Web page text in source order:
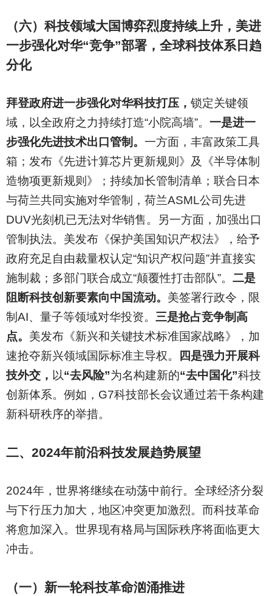
（六）科技领域大国博弈烈度持续上升，美进
一步强化对华“竞争”部署，全球科技体系日趋
分化
拜登政府进一步强化对华科技打压， 锁定关键领
域，以全政府之力持续打造“小院高墙”。 一是进一
步强化先进技术出口管制。 一方面，丰富政策工具
箱；发布《先进计算芯片更新规则》及《半导体制
造物项更新规则》；持续加长管制清单；联合日本
与荷兰共同实施对华管制，荷兰ASML公司先进
DUV光刻机已无法对华销售。另一方面，加强出口
管制执法。美发布《保护美国知识产权法》，给予
政府充足自由裁量权认定“知识产权问题”并直接实
施制裁；多部门联合成立“颠覆性打击部队”。 二是
阻断科技创新要素向中国流动。 美签署行政令，限
制AI、量子等领域对华投资。 三是抢占竞争制高
点。 美发布《新兴和关键技术标准国家战略》，加
速抢夺新兴领域国际标准主导权。
四是强力开展科
技外交， 以“去风险”为名构建新的“去中国化”科技
创新体系。例如，G7科技部长会议通过若干条构建
新科研秩序的举措。
二、2024年前沿科技发展趋势展望
2024年，世界将继续在动荡中前行。全球经济分裂
与下行压力加大，地区冲突更加激烈。而科技革命
将愈加深入。世界现有格局与国际秩序将面临更大
冲击。
（一）新一轮科技革命汹涌推进